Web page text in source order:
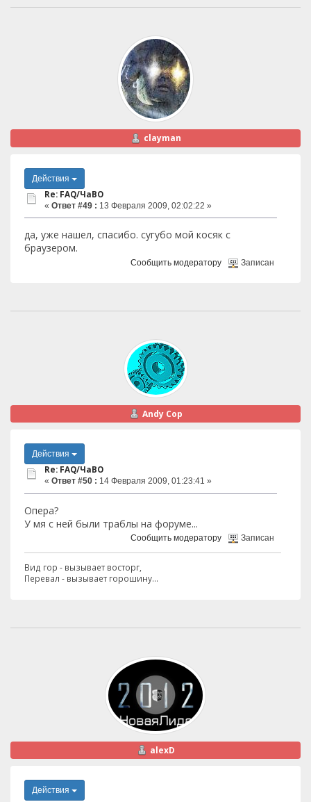
clayman
Действия
Re: FAQ/ЧаВО
« Ответ #49 : 13 Февраля 2009, 02:02:22 »
да, уже нашел, спасибо. сугубо мой косяк с
браузером.
Сообщить модератору Записан
Andy Cop
Действия
Re: FAQ/ЧаВО
« Ответ #50 : 14 Февраля 2009, 01:23:41 »
Опера?
У мя с ней были траблы на форуме...
Сообщить модератору Записан
Вид гор - вызывает восторг,
Перевал - вызывает горошину...
alexD
Действия